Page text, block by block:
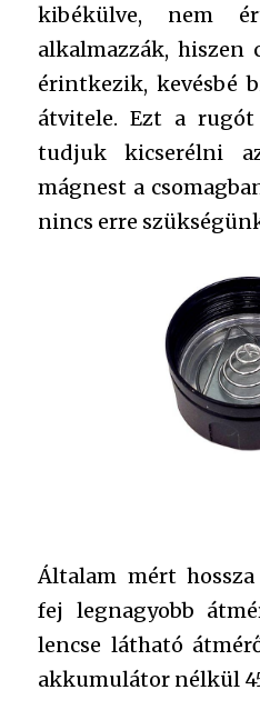
kibékülve, nem
alkalmazzák, hiszen
érintkezik, kevésbé
átvitele. Ezt a
tudjuk kicserélni
mágnest a
nincs erre
Általam mért
fej legnagyobb
lencse látható
akkumulátor nélkül